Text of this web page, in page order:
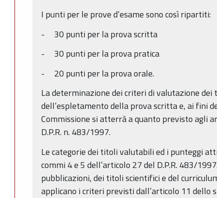
I punti per le prove d’esame sono così ripartiti:
- 30 punti per la prova scritta
- 30 punti per la prova pratica
- 20 punti per la prova orale.
La determinazione dei criteri di valutazione
dell’espletamento della prova scritta e, ai fini
Commissione si atterrà a quanto previsto agli
D.P.R. n. 483/1997.
Le categorie dei titoli valutabili ed i punteggi
commi 4 e 5 dell’articolo 27 del D.P.R. 483/
pubblicazioni, dei titoli scientifici e del
applicano i criteri previsti dall’articolo 11 dello